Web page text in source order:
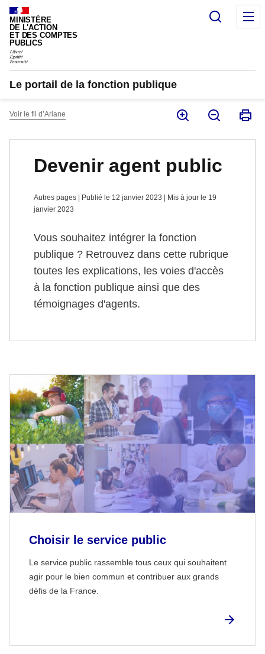
Panneau de gestion des cookies
MINISTÈRE
DE L'ACTION
ET DES COMPTES
PUBLICS
Le portail de la fonction publique
Voir le fil d’Ariane
Devenir agent public
Autres pages | Publié le 12 janvier 2023 | Mis à jour le 19
janvier 2023
Vous souhaitez intégrer la fonction
publique ? Retrouvez dans cette rubrique
toutes les explications, les voies d'accès
à la fonction publique ainsi que des
témoignages d'agents.
Choisir le service public
Le service public rassemble tous ceux qui souhaitent
agir pour le bien commun et contribuer aux grands
défis de la France.